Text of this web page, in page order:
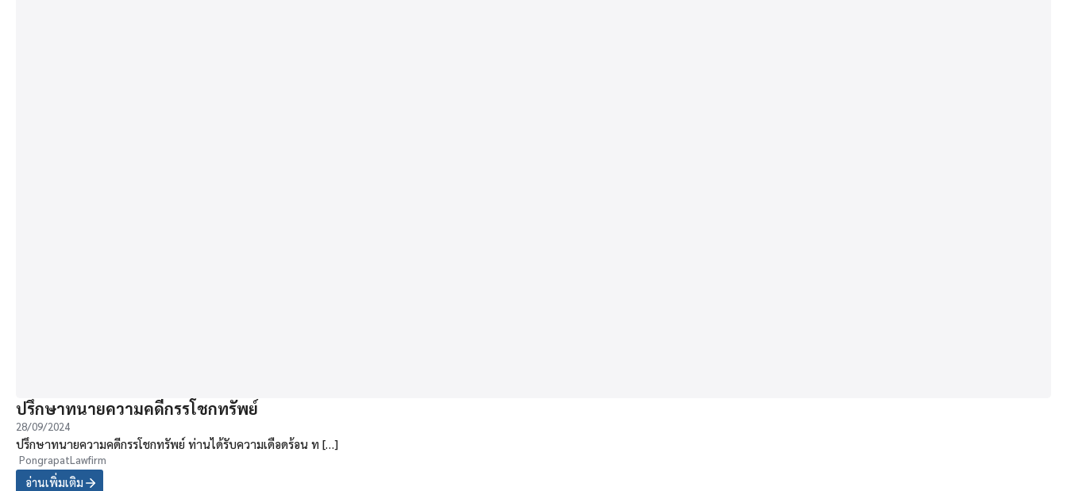
ปรึกษาทนายความคดีกรรโชกทรัพย์
28/09/2024
ปรึกษาทนายความคดีกรรโชกทรัพย์ ท่านได้รับความเดือดร้อน ท […]
PongrapatLawfirm
อ่านเพิ่มเติม